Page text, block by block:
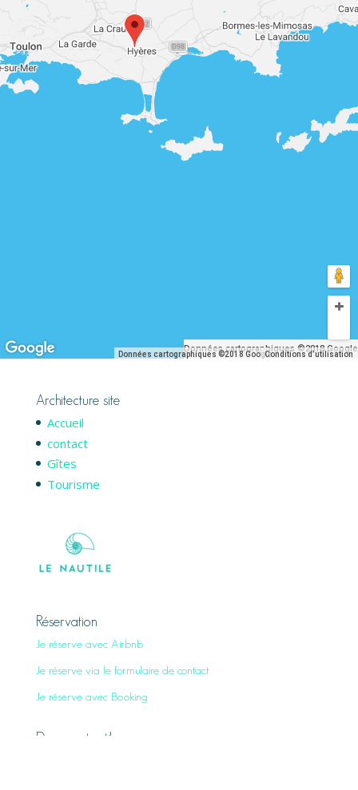
Données cartographiques ©2018 Google
Données cartographiques ©2018 Google
Conditions d’utilisation
Architecture site
Accueil
contact
Gîtes
Tourisme
Réservation
Je réserve avec Airbnb
Je réserve via le formulaire de contact
Je réserve avec Booking
Documents utiles